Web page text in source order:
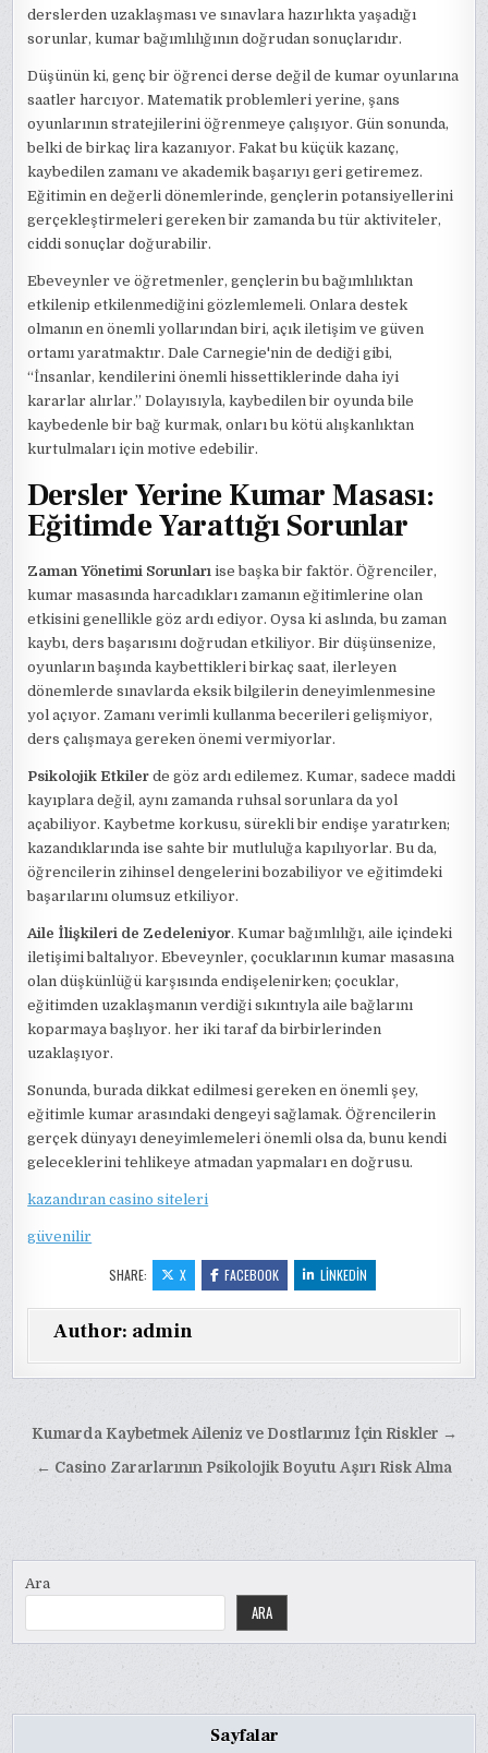
derslerden uzaklaşması ve sınavlara hazırlıkta yaşadığı
sorunlar, kumar bağımlılığının doğrudan sonuçlarıdır.
Düşünün ki, genç bir öğrenci derse değil de kumar oyunlarına
saatler harcıyor. Matematik problemleri yerine, şans
oyunlarının stratejilerini öğrenmeye çalışıyor. Gün sonunda,
belki de birkaç lira kazanıyor. Fakat bu küçük kazanç,
kaybedilen zamanı ve akademik başarıyı geri getiremez.
Eğitimin en değerli dönemlerinde, gençlerin potansiyellerini
gerçekleştirmeleri gereken bir zamanda bu tür aktiviteler,
ciddi sonuçlar doğurabilir.
Ebeveynler ve öğretmenler, gençlerin bu bağımlılıktan
etkilenip etkilenmediğini gözlemlemeli. Onlara destek
olmanın en önemli yollarından biri, açık iletişim ve güven
ortamı yaratmaktır. Dale Carnegie'nin de dediği gibi,
“İnsanlar, kendilerini önemli hissettiklerinde daha iyi
kararlar alırlar.” Dolayısıyla, kaybedilen bir oyunda bile
kaybedenle bir bağ kurmak, onları bu kötü alışkanlıktan
kurtulmaları için motive edebilir.
Dersler Yerine Kumar Masası:
Eğitimde Yarattığı Sorunlar
Zaman Yönetimi Sorunları ise başka bir faktör. Öğrenciler,
kumar masasında harcadıkları zamanın eğitimlerine olan
etkisini genellikle göz ardı ediyor. Oysa ki aslında, bu zaman
kaybı, ders başarısını doğrudan etkiliyor. Bir düşünsenize,
oyunların başında kaybettikleri birkaç saat, ilerleyen
dönemlerde sınavlarda eksik bilgilerin deneyimlenmesine
yol açıyor. Zamanı verimli kullanma becerileri gelişmiyor,
ders çalışmaya gereken önemi vermiyorlar.
Psikolojik Etkiler de göz ardı edilemez. Kumar, sadece maddi
kayıplara değil, aynı zamanda ruhsal sorunlara da yol
açabiliyor. Kaybetme korkusu, sürekli bir endişe yaratırken;
kazandıklarında ise sahte bir mutluluğa kapılıyorlar. Bu da,
öğrencilerin zihinsel dengelerini bozabiliyor ve eğitimdeki
başarılarını olumsuz etkiliyor.
Aile İlişkileri de Zedeleniyor. Kumar bağımlılığı, aile içindeki
iletişimi baltalıyor. Ebeveynler, çocuklarının kumar masasına
olan düşkünlüğü karşısında endişelenirken; çocuklar,
eğitimden uzaklaşmanın verdiği sıkıntıyla aile bağlarını
koparmaya başlıyor. her iki taraf da birbirlerinden
uzaklaşıyor.
Sonunda, burada dikkat edilmesi gereken en önemli şey,
eğitimle kumar arasındaki dengeyi sağlamak. Öğrencilerin
gerçek dünyayı deneyimlemeleri önemli olsa da, bunu kendi
geleceklerini tehlikeye atmadan yapmaları en doğrusu.
kazandıran casino siteleri
güvenilir
SHARE: X FACEBOOK LINKEDIN
Author: admin
Yazı
gezinmesi
Kumarda Kaybetmek Aileniz ve Dostlarınız İçin Riskler →
← Casino Zararlarının Psikolojik Boyutu Aşırı Risk Alma
Ara
ARA
Sayfalar